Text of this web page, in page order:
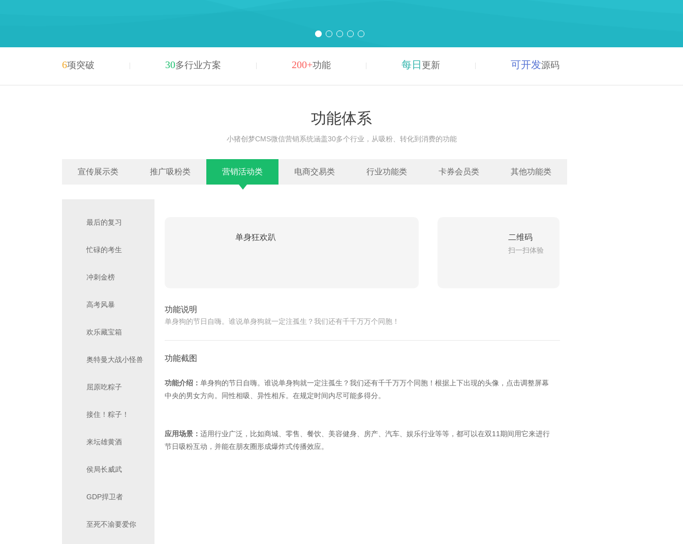
6项突破 30多行业方案 200+功能 每日 更新 可开发源码
功能体系
小猪创梦CMS微信营销系统涵盖30多个行业，从吸粉、转化到消费的功能
宣传展示类 推广吸粉类 营销活动类 电商交易类 行业功能类 卡券会员类 其他功能类
最后的复习
忙碌的考生
冲刺金榜
高考风暴
欢乐藏宝箱
奥特曼大战小怪兽
屈原吃粽子
接住！粽子！
来坛雄黄酒
侯局长威武
GDP捍卫者
至死不渝要爱你
单身狂欢趴 二维码
扫一扫体验
功能说明
单身狗的节日自嗨。谁说单身狗就一定注孤生？我们还有千千万万个同胞！
功能截图
功能介绍： 单身狗的节日自嗨。谁说单身狗就一定注孤生？我们还有千千万万个同胞！根据上下出现的头像，点击调整屏幕
中央的男女方向。同性相吸、异性相斥。在规定时间内尽可能多得分。
应用场景： 适用行业广泛，比如商城、零售、餐饮、美容健身、房产、汽车、娱乐行业等等，都可以在双11期间用它来进行
节日吸粉互动，并能在朋友圈形成爆炸式传播效应。